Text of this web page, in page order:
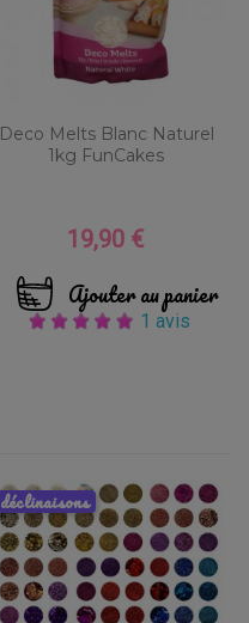
Deco Melts Blanc Naturel
1kg FunCakes
Prix
19,90 €
Ajouter au panier
1 avis
déclinaisons